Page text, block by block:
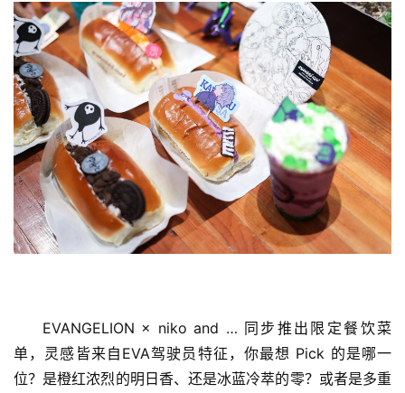
EVANGELION × niko and … 同步推出限定餐饮菜
单，灵感皆来自EVA驾驶员特征，你最想 Pick 的是哪一
位？是橙红浓烈的明日香、还是冰蓝冷萃的零？或者是多重